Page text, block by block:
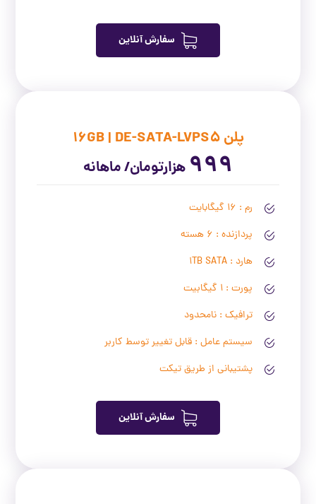
سفارش آنلاین
پلن 16GB | DE-SATA-LVPS5
999 هزارتومان/ ماهانه
رم : 16 گیگابایت
پردازنده : 6 هسته
هارد : 1TB SATA
پورت : 1 گیگابیت
ترافیک : نامحدود
سیستم عامل : قابل تغییر توسط کاربر
پشتیبانی از طریق تیکت
سفارش آنلاین